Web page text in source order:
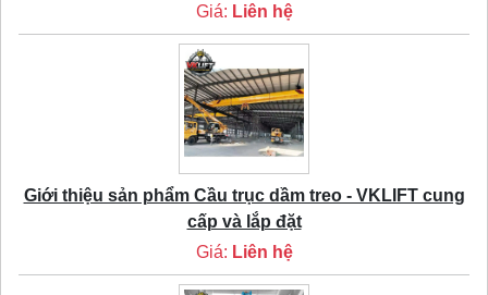
Giá: Liên hệ
Giới thiệu sản phẩm Cầu trục dầm treo - VKLIFT cung
cấp và lắp đặt
Giá: Liên hệ